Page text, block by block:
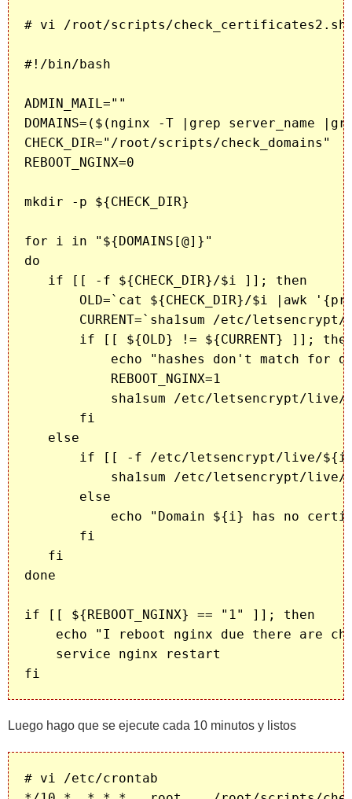
# vi /root/scripts/check_certificates2.sh
#!/bin/bash
ADMIN_MAIL=""
DOMAINS=($(nginx -T |grep
CHECK_DIR="/root/scripts/check_domains"
REBOOT_NGINX=0
mkdir -p ${CHECK_DIR}
for i in "${DOMAINS[@]}"
do
   if [[ -f ${CHECK_DIR}/$i ]]; then
OLD=`cat ${CHECK_DIR}/$i |awk
CURRENT=`sha1sum /etc/
if [[ ${OLD} != ${CURRENT} ]];
echo "hashes don't match for
           REBOOT_NGINX=1
sha1sum /etc/letsencrypt/
       fi
   else
if [[ -f /etc/letsencrypt/live/
sha1sum /etc/letsencrypt/
       else
echo "Domain ${i} has no
       fi
   fi
done
if [[ ${REBOOT_NGINX} == "1" ]]; then
echo "I reboot nginx due there are
    service nginx restart
Luego hago que se ejecute cada 10 minutos y listos
# vi /etc/crontab